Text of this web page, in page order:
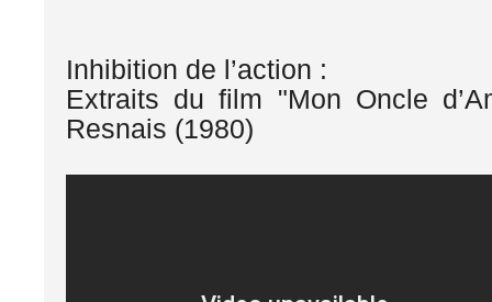
Inhibition de l’action :
Extraits du film "Mon Oncle
Resnais (1980)